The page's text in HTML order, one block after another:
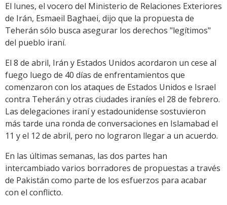
El lunes, el vocero del Ministerio de Relaciones Exteriores
de Irán, Esmaeil Baghaei, dijo que la propuesta de
Teherán sólo busca asegurar los derechos "legítimos"
del pueblo iraní.
El 8 de abril, Irán y Estados Unidos acordaron un cese al
fuego luego de 40 días de enfrentamientos que
comenzaron con los ataques de Estados Unidos e Israel
contra Teherán y otras ciudades iraníes el 28 de febrero.
Las delegaciones iraní y estadounidense sostuvieron
más tarde una ronda de conversaciones en Islamabad el
11 y el 12 de abril, pero no lograron llegar a un acuerdo.
En las últimas semanas, las dos partes han
intercambiado varios borradores de propuestas a través
de Pakistán como parte de los esfuerzos para acabar
con el conflicto.